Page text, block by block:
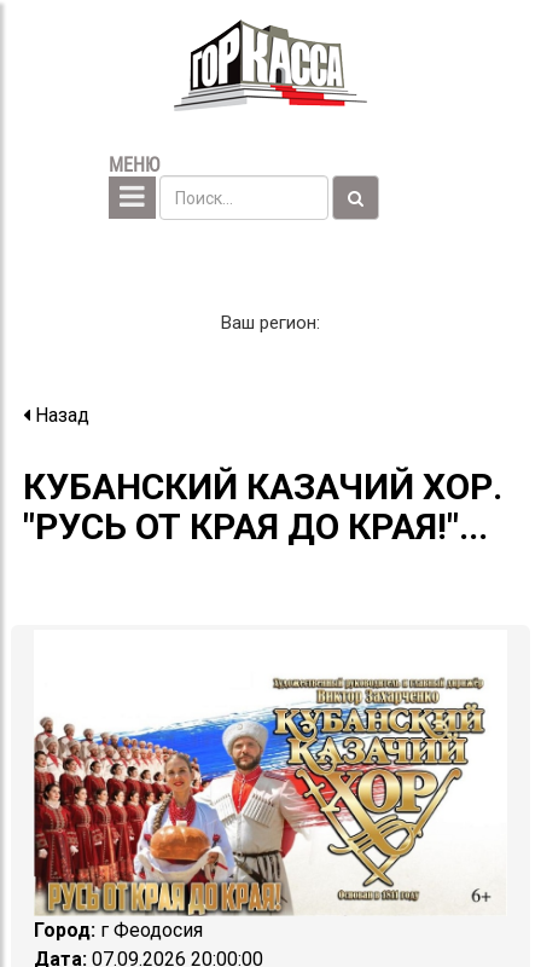
МЕНЮ
Ваш регион:
Назад
КУБАНСКИЙ КАЗАЧИЙ ХОР.
"РУСЬ ОТ КРАЯ ДО КРАЯ!"...
Город: г Феодосия
Дата: 07.09.2026 20:00:00